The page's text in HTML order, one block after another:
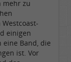
mehr zu
einigen
eine Band, die
ist. Vor